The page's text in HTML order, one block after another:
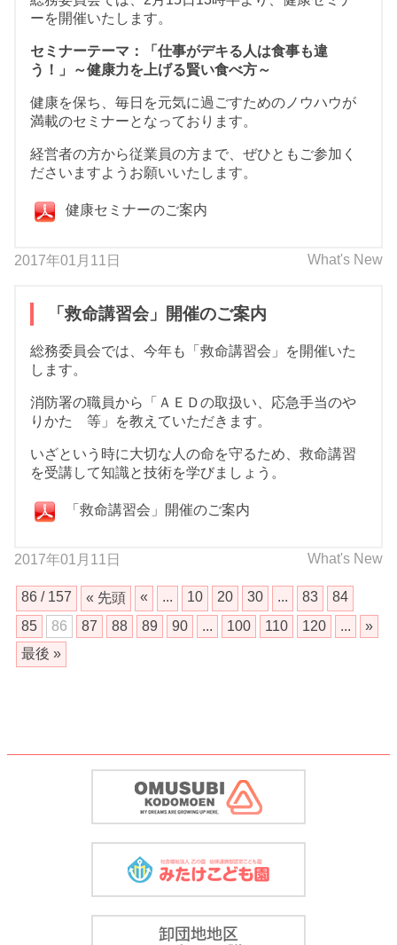
ーを開催いたします。
セミナーテーマ：「仕事がデキる人は食事も違
う！」～健康力を上げる賢い食べ方～
健康を保ち、毎日を元気に過ごすためのノウハウが
満載のセミナーとなっております。
経営者の方から従業員の方まで、ぜひともご参加く
ださいますようお願いいたします。
健康セミナーのご案内
2017年01月11日 What's New
「救命講習会」開催のご案内
総務委員会では、今年も「救命講習会」を開催いた
します。
消防署の職員から「ＡＥＤの取扱い、応急手当のや
りかた 等」を教えていただきます。
いざという時に大切な人の命を守るため、救命講習
を受講して知識と技術を学びましょう。
「救命講習会」開催のご案内
2017年01月11日 What's New
86 / 157 « 先頭 « ... 10 20 30 ... 83
84
85
86 87 88 89 90 ... 100 110 120 ...
»
最後 »